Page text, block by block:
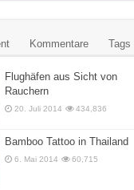
Kommentare Tags
Flughäfen aus Sicht von
Rauchern
20. Juli 2014 434,836
Bamboo Tattoo in Thailand
6. Mai 2014 60,715